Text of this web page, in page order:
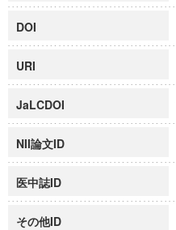
DOI
URI
JaLCDOI
NII論文ID
医中誌ID
その他ID